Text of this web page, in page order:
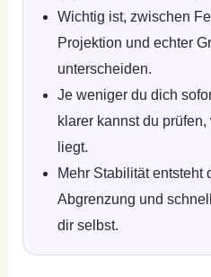
Wichtig ist, zwischen
Projektion und echter
unterscheiden.
Je weniger du dich
klarer kannst du
liegt.
Mehr Stabilität entsteht
Abgrenzung und
dir selbst.